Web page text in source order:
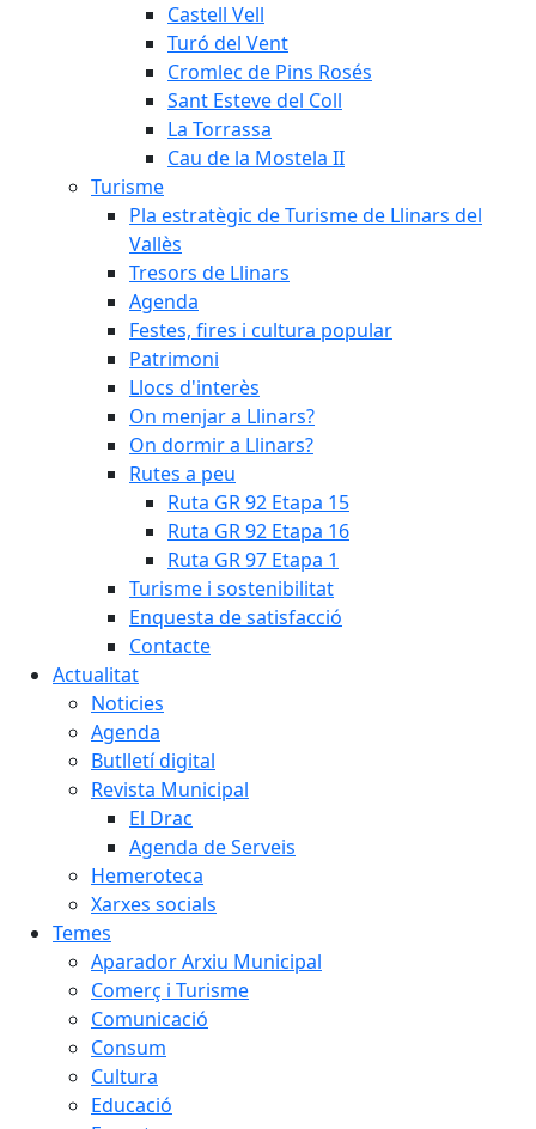
Castell Vell
Turó del Vent
Cromlec de Pins Rosés
Sant Esteve del Coll
La Torrassa
Cau de la Mostela II
Turisme
Pla estratègic de Turisme de Llinars del
Vallès
Tresors de Llinars
Agenda
Festes, fires i cultura popular
Patrimoni
Llocs d'interès
On menjar a Llinars?
On dormir a Llinars?
Rutes a peu
Ruta GR 92 Etapa 15
Ruta GR 92 Etapa 16
Ruta GR 97 Etapa 1
Turisme i sostenibilitat
Enquesta de satisfacció
Contacte
Actualitat
Noticies
Agenda
Butlletí digital
Revista Municipal
El Drac
Agenda de Serveis
Hemeroteca
Xarxes socials
Temes
Aparador Arxiu Municipal
Comerç i Turisme
Comunicació
Consum
Cultura
Educació